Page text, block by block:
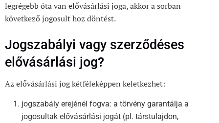
legrégebb óta van elővásárlási joga, akkor a sorban
következő jogosult hoz döntést.
Jogszabályi vagy szerződéses
elővásárlási jog?
Az elővásárlási jog kétféleképpen keletkezhet:
jogszabály erejénél fogva: a törvény garantálja a
jogosultak elővásárlási jogát (pl. társtulajdon,